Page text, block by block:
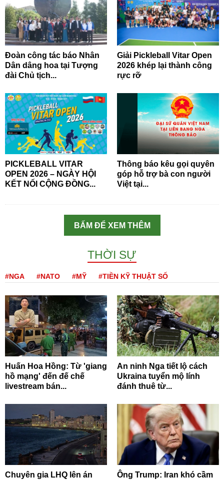
Đoàn công tác báo Nhân
Dân dâng hoa tại Tượng
đài Chủ tịch...
Giải Pickleball Vitar Open
2026 khép lại thành công
rực rỡ
PICKLEBALL VITAR
OPEN 2026 – NGÀY HỘI
KẾT NỐI CỘNG ĐỒNG...
Thông báo kêu gọi quyên
góp hỗ trợ bà con người
Việt tại...
BẤM ĐỂ XEM THÊM
THỜI SỰ
#NGA #NATO #MỸ #TIỀN KỸ THUẬT SỐ
Huấn Hoa Hồng: Từ 'giang
hồ mạng' đến đế chế
livestream bán...
An ninh Nga tiết lộ cách
Ukraina tuyển mộ lính
đánh thuê từ...
Chuyên gia LHQ lên án
Ông Trump: Iran khó cầm